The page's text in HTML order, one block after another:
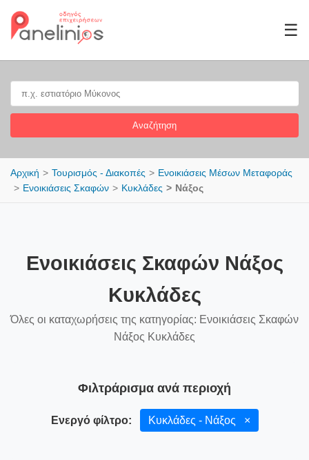
☰
Αναζήτηση
Αρχική Τουρισμός - Διακοπές
Ενοικιάσεις Μέσων Μεταφοράς
Ενοικιάσεις Σκαφών
Κυκλάδες Νάξος
Ενοικιάσεις Σκαφών Νάξος
Κυκλάδες
Όλες οι καταχωρήσεις της κατηγορίας: Ενοικιάσεις Σκαφών
Νάξος Κυκλάδες
Φιλτράρισμα ανά περιοχή
Ενεργό φίλτρο: Κυκλάδες - Νάξος ×